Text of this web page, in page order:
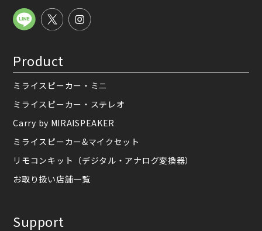
Product
ミライスピーカー・ミニ
ミライスピーカー・ステレオ
Carry by MIRAISPEAKER
ミライスピーカー&マイクセット
リモコンキット（デジタル・アナログ変換器）
お取り扱い店舗一覧
Support